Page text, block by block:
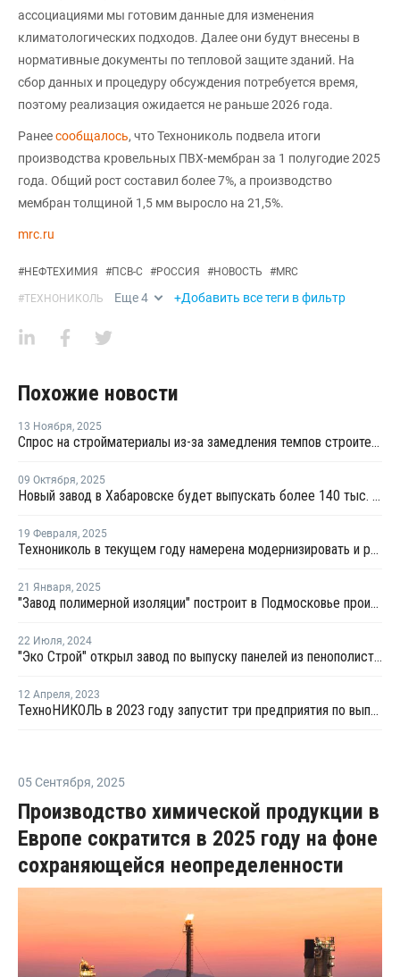
ассоциациями мы готовим данные для изменения
климатологических подходов. Далее они будут внесены в
нормативные документы по тепловой защите зданий. На
сбор данных и процедуру обсуждения потребуется время,
поэтому реализация ожидается не раньше 2026 года.
Ранеесообщалось, что Технониколь подвела итоги
производства кровельных ПВХ-мембран за 1 полугодие 2025
года. Общий рост составил более 7%, а производство
мембран толщиной 1,5 мм выросло на 21,5%.
mrc.ru
#НЕФТЕХИМИЯ #ПСВ-С #РОССИЯ #НОВОСТЬ #MRC
#ТЕХНОНИКОЛЬ Еще4 +Добавить все теги в фильтр
Похожие новости
13 Ноября, 2025
Спрос на стройматериалы из-за замедления темпов строительства снизился
09 Октября, 2025
Новый завод в Хабаровске будет выпускать более 140 тыс. кв. м сэндвич-панелей в год
19 Февраля, 2025
Технониколь в текущем году намерена модернизировать и раcширить завод в Ленобласти
21 Января, 2025
"Завод полимерной изоляции" построит в Подмосковье производство плит из пенополистирола
22 Июля, 2024
"Эко Строй" открыл завод по выпуску панелей из пенополистирола
12 Апреля, 2023
ТехноНИКОЛЬ в 2023 году запустит три предприятия по выпуску полимерной изоляции
05 Сентября, 2025
Производство химической продукции в
Европе сократится в 2025 году на фоне
сохраняющейся неопределенности